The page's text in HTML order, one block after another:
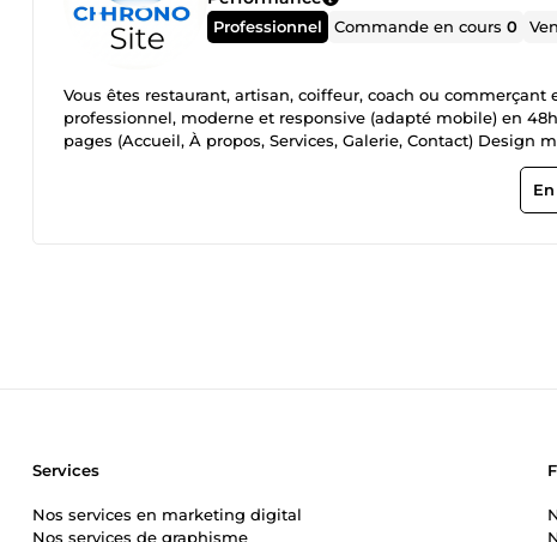
Professionnel Commande en cours0
Vous êtes restaurant, artisan, coiffeur, coach ou
professionnel, moderne et responsive (adapté mobile) en
pages (Accueil, À propos, Services, Galerie, Contact)
desktop Formulaire de contact intégré Optimisation SEO
paiement, je vous envoie une preview gratuite de votre
un message avec le nom de votre activité et je vous prépare
Services
Nos services en marketing digital
Nos services de graphisme